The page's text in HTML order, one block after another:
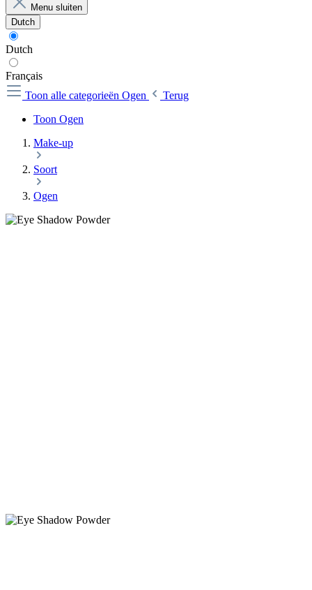
Menu sluiten
Dutch
Dutch
Français
Toon alle categorieën Ogen
Terug
Toon Ogen
Make-up
Soort
Ogen